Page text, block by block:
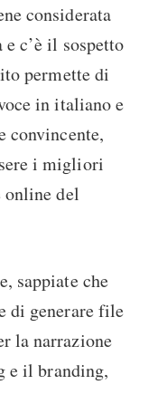
considerata
c’è il sospetto
permette di
in italiano e
convincente,
i migliori
online del
sappiate che
di generare file
la narrazione
e il branding,